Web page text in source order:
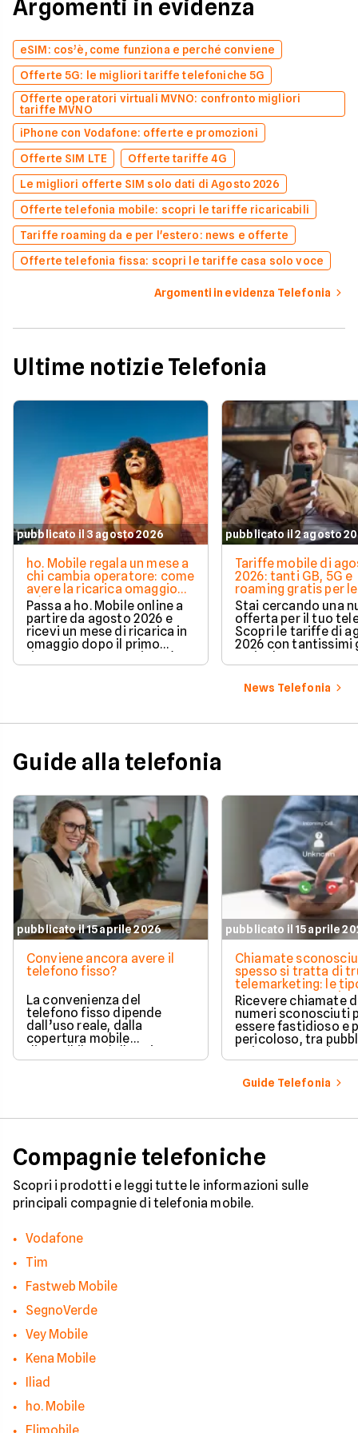
Argomenti in evidenza
eSIM: cos’è, come funziona e perché conviene
Offerte 5G: le migliori tariffe telefoniche 5G
Offerte operatori virtuali MVNO: confronto migliori
tariffe MVNO
iPhone con Vodafone: offerte e promozioni
Offerte SIM LTE
Offerte tariffe 4G
Le migliori offerte SIM solo dati di Agosto 2026
Offerte telefonia mobile: scopri le tariffe ricaricabili
Tariffe roaming da e per l'estero: news e offerte
Offerte telefonia fissa: scopri le tariffe casa solo voce
Argomenti in evidenza Telefonia
Ultime notizie Telefonia
pubblicato il 3 agosto 2026
ho. Mobile regala un mese a
chi cambia operatore: come
avere la ricarica omaggio
ad agosto 2026
Passa a ho. Mobile online a
partire da agosto 2026 e
ricevi un mese di ricarica in
omaggio dopo il primo
valida per chi richiede la
modo automatico.
pubblicato il 2 agosto
Tariffe mobile di
2026: tanti GB, 5G e
roaming gratis per le
vacanze
Stai cercando una
offerta per il tuo
Scopri le tariffe di
2026 con tantissimi
News Telefonia
Guide alla telefonia
pubblicato il 15 aprile 2026
Conviene ancora avere il
telefono fisso?
La convenienza del
telefono fisso dipende
dall’uso reale, dalla
copertura mobile
di casa o lavoro.
pubblicato il 15 aprile
Chiamate
spesso si tratta di
telemarketing: le
come proteggersi
Ricevere chiamate
numeri sconosciuti
essere fastidioso e
pericoloso, tra
tentativi di truffa.
come il tuo numero
nelle mani dei call
efficaci per
riconoscere i
pericolo e a usare gli
strumenti giusti per
bloccare finalmente
contatti
Guide Telefonia
Compagnie telefoniche
Scopri i prodotti e leggi tutte le informazioni sulle
principali compagnie di telefonia mobile.
Vodafone
Tim
Fastweb Mobile
SegnoVerde
Vey Mobile
Kena Mobile
Iliad
ho. Mobile